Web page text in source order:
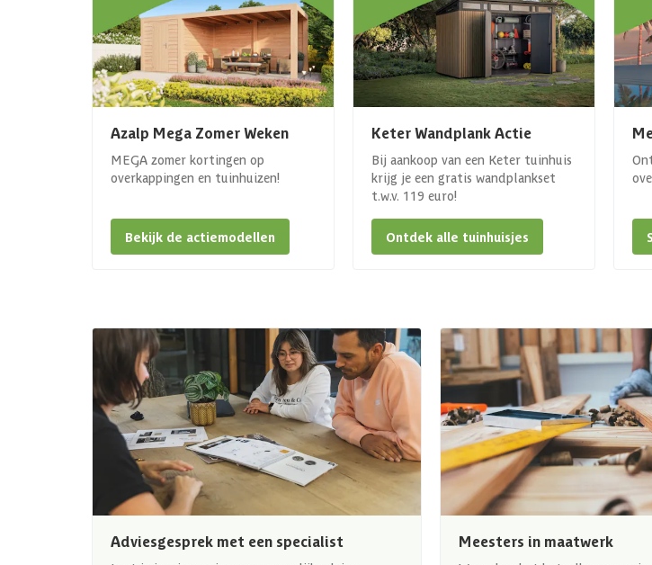
Azalp Mega Zomer Weken
MEGA zomer kortingen op
overkappingen en tuinhuizen!
Bekijk de actiemodellen
Keter Wandplank Actie
Bij aankoop van een Keter tuinhuis
krijg je een gratis wandplankset
t.w.v. 119 euro!
Ontdek alle tuinhuisjes
Adviesgesprek met een specialist Meesters in maatwerk